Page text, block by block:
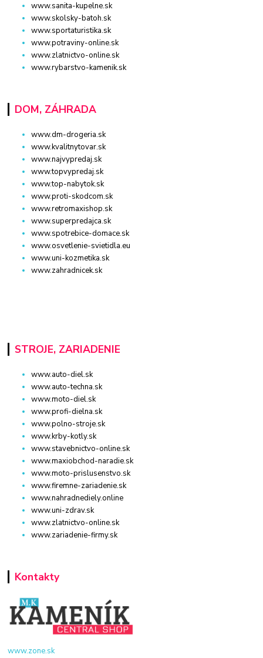
www.sanita-kupelne.sk
www.skolsky-batoh.sk
www.sportaturistika.sk
www.potraviny-online.sk
www.zlatnictvo-online.sk
www.rybarstvo-kamenik.sk
DOM, ZÁHRADA
www.dm-drogeria.sk
www.kvalitnytovar.sk
www.najvypredaj.sk
www.topvypredaj.sk
www.top-nabytok.sk
www.proti-skodcom.sk
www.retromaxishop.sk
www.superpredajca.sk
www.spotrebice-domace.sk
www.osvetlenie-svietidla.eu
www.uni-kozmetika.sk
www.zahradnicek.sk
STROJE, ZARIADENIE
www.auto-diel.sk
www.auto-techna.sk
www.moto-diel.sk
www.profi-dielna.sk
www.polno-stroje.sk
www.krby-kotly.sk
www.stavebnictvo-online.sk
www.maxiobchod-naradie.sk
www.moto-prislusenstvo.sk
www.firemne-zariadenie.sk
www.nahradnediely.online
www.uni-zdrav.sk
www.zlatnictvo-online.sk
www.zariadenie-firmy.sk
Kontakty
www.zone.sk